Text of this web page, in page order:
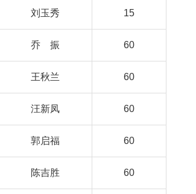
刘玉秀 15
乔 振 60
王秋兰 60
汪新凤 60
郭启福 60
陈吉胜 60